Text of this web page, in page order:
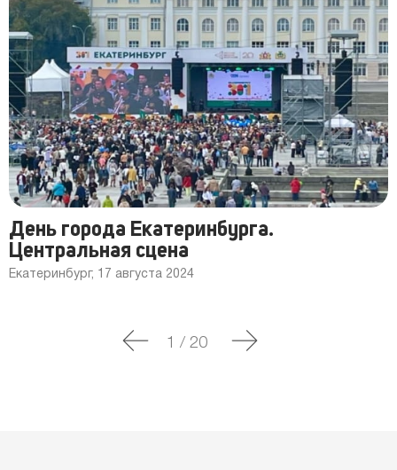
День города Екатеринбурга.
Центральная сцена
Екатеринбург, 17 августа 2024
1 / 20